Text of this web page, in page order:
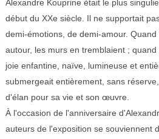
Alexandre Kouprine était le plus
début du XXe siècle. Il ne supportait
demi-émotions, de demi-amour.
autour, les murs en tremblaient ;
joie enfantine, naïve, lumineuse et
submergeait entièrement, sans
d'élan pour sa vie et son œuvre.
À l'occasion de l'anniversaire
auteurs de l'exposition se souviennent